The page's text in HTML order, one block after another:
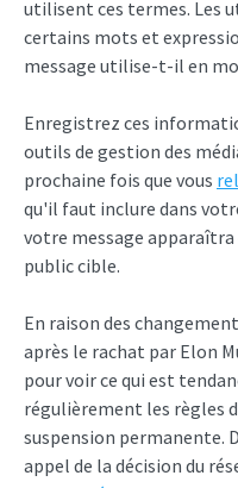
utilisent ces termes. Les
certains mots et
message utilise-t-il en
Enregistrez ces
outils de gestion des
prochaine fois que vous
qu'il faut inclure dans
votre message
public cible.
En raison des
après le rachat par Elon
pour voir ce qui est
régulièrement les règles
suspension permanente.
appel de la décision du